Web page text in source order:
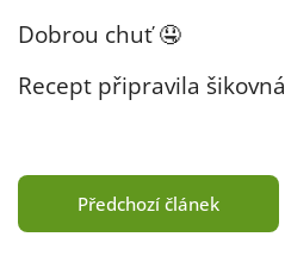
Dobrou chuť 🤤
Recept připravila šikovná
Předchozí článek